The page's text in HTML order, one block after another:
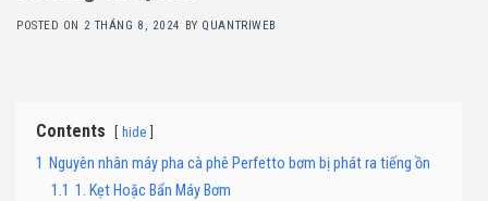
POSTED ON 2 THÁNG 8, 2024 BY QUANTRIWEB
Contents hide
1 Nguyên nhân máy pha cà phê Perfetto bơm bị phát ra tiếng ồn
1.1 1. Kẹt Hoặc Bẩn Máy Bơm